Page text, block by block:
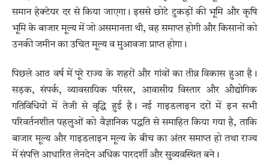
समान हेक्टेयर दर से किया जाएगा। इससे छोटे टुकड़ों की भूमि और कृषि
भूमि के बाजार मूल्य में जो असमानता थी, वह समाप्त होगी और किसानों को
उनकी जमीन का उचित मूल्य व मुआवजा प्राप्त होगा।
पिछले आठ वर्ष में पूरे राज्य के शहरों और गांवों का तीव्र विकास हुआ है।
सड़क, संपर्क, व्यावसायिक परिसर, आवासीय विस्तार और औद्योगिक
गतिविधियों में तेजी से वृद्धि हुई है। नई गाइडलाइन दरों में इन सभी
परिवर्तनशील पहलुओं को वैज्ञानिक पद्धति से समाहित किया गया है, ताकि
बाजार मूल्य और गाइडलाइन मूल्य के बीच का अंतर समाप्त हो तथा राज्य
में संपत्ति आधारित लेनदेन अधिक पारदर्शी और सुव्यवस्थित बने।